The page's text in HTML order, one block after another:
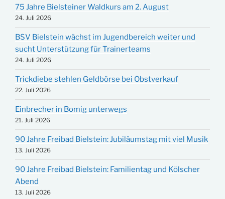
75 Jahre Bielsteiner Waldkurs am 2. August
24. Juli 2026
BSV Bielstein wächst im Jugendbereich weiter und
sucht Unterstützung für Trainerteams
24. Juli 2026
Trickdiebe stehlen Geldbörse bei Obstverkauf
22. Juli 2026
Einbrecher in Bomig unterwegs
21. Juli 2026
90 Jahre Freibad Bielstein: Jubiläumstag mit viel Musik
13. Juli 2026
90 Jahre Freibad Bielstein: Familientag und Kölscher
Abend
13. Juli 2026